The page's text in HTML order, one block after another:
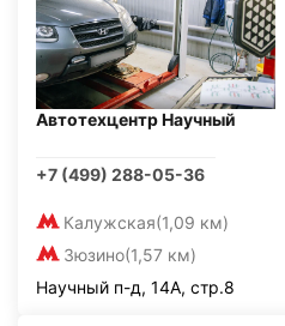
Автотехцентр Научный
+7 (499) 288-05-36
Калужская(1,09 км)
Зюзино(1,57 км)
Научный п-д, 14А, стр.8